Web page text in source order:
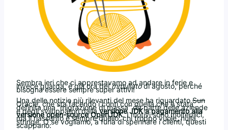
Sembra ieri che ci apprestavamo ad andare in ferie e
invece guarda, è già ora delmmullatodi agosto, perché
bisogna essere sempre super attivi!
Una delle notizie più rilevanti del mese ha riguardato Sun
Oracle, che sta facendo i conti con quella che è stata
definita una “migrazione di massa” da parte delle aziende
e degli sviluppatori dallaversione JDK a pagamento alla
versione open-source OpenJDK. I motivi sono molteplici,
ma il riassunto è sempre quello: chi troppo vuole, nulla
stringe. O se vogliamo, a furia di spennare i clienti, questi
scappano: